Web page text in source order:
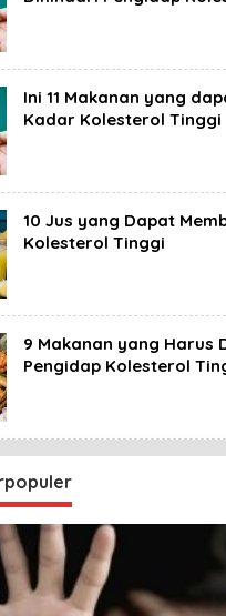
Ini 11 Makanan yang
Kadar Kolesterol Tinggi ‎
‎10 Jus yang Dapat
Kolesterol Tinggi
‎9 Makanan yang Harus
Pengidap Kolesterol